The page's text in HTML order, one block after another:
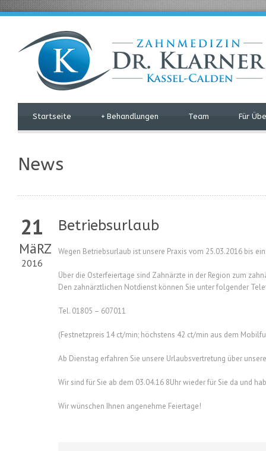
Startseite Behandlungen
+ Team Für
News
21
MäRZ
2016
Betriebsurlaub
Wegen Betriebsurlaub ist unsere Praxis vom 25.03.2016 bis
Über die Osterfeiertage sind Zahnärzte in der Region zum
Den zahnärztlichen Notdienst können Sie unter folgender
Tel. 01805 – 607011
(Festnetzpreis 14 ct/min; höchstens 42 ct/min aus dem
Ab Dienstag erfahren Sie unsere Urlaubsvertretung über
Wir sind für Sie ab dem 03.04.16 8Uhr wieder für Sie da und
Wir wünschen Ihnen angenehme Feiertage!